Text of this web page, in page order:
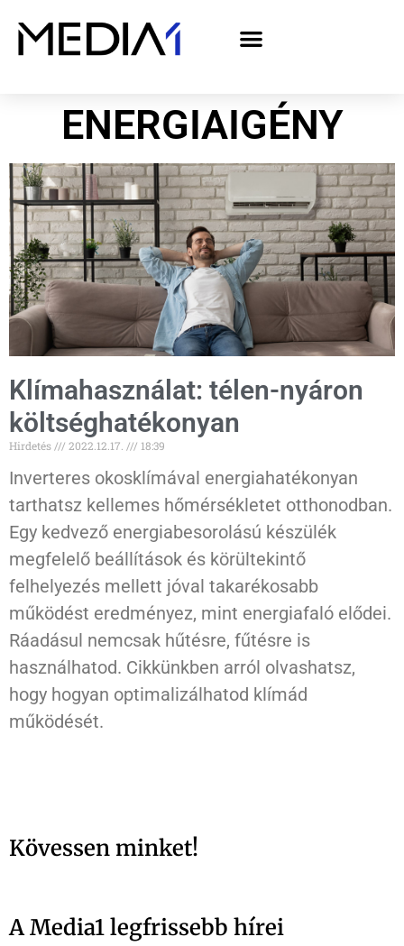
ENERGIAIGÉNY
Klímahasználat: télen-nyáron
költséghatékonyan
Hirdetés 2022.12.17. 18:39
Inverteres okosklímával energiahatékonyan
tarthatsz kellemes hőmérsékletet otthonodban.
Egy kedvező energiabesorolású készülék
megfelelő beállítások és körültekintő
felhelyezés mellett jóval takarékosabb
működést eredményez, mint energiafaló elődei.
Ráadásul nemcsak hűtésre, fűtésre is
használhatod. Cikkünkben arról olvashatsz,
hogy hogyan optimalizálhatod klímád
működését.
Kövessen minket!
A Media1 legfrissebb hírei